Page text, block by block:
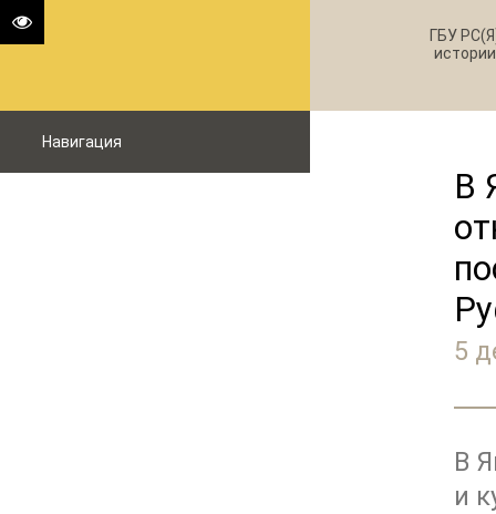
ГБУ
Навигация
В
5
В
и